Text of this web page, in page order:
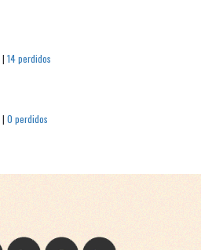
| 14 perdidos
| 0 perdidos